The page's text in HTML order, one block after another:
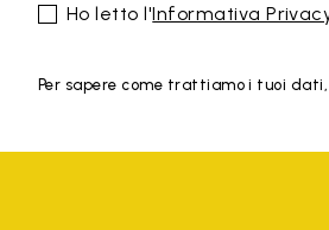
Ho letto l'Informativa
Per sapere come trattiamo i tuoi